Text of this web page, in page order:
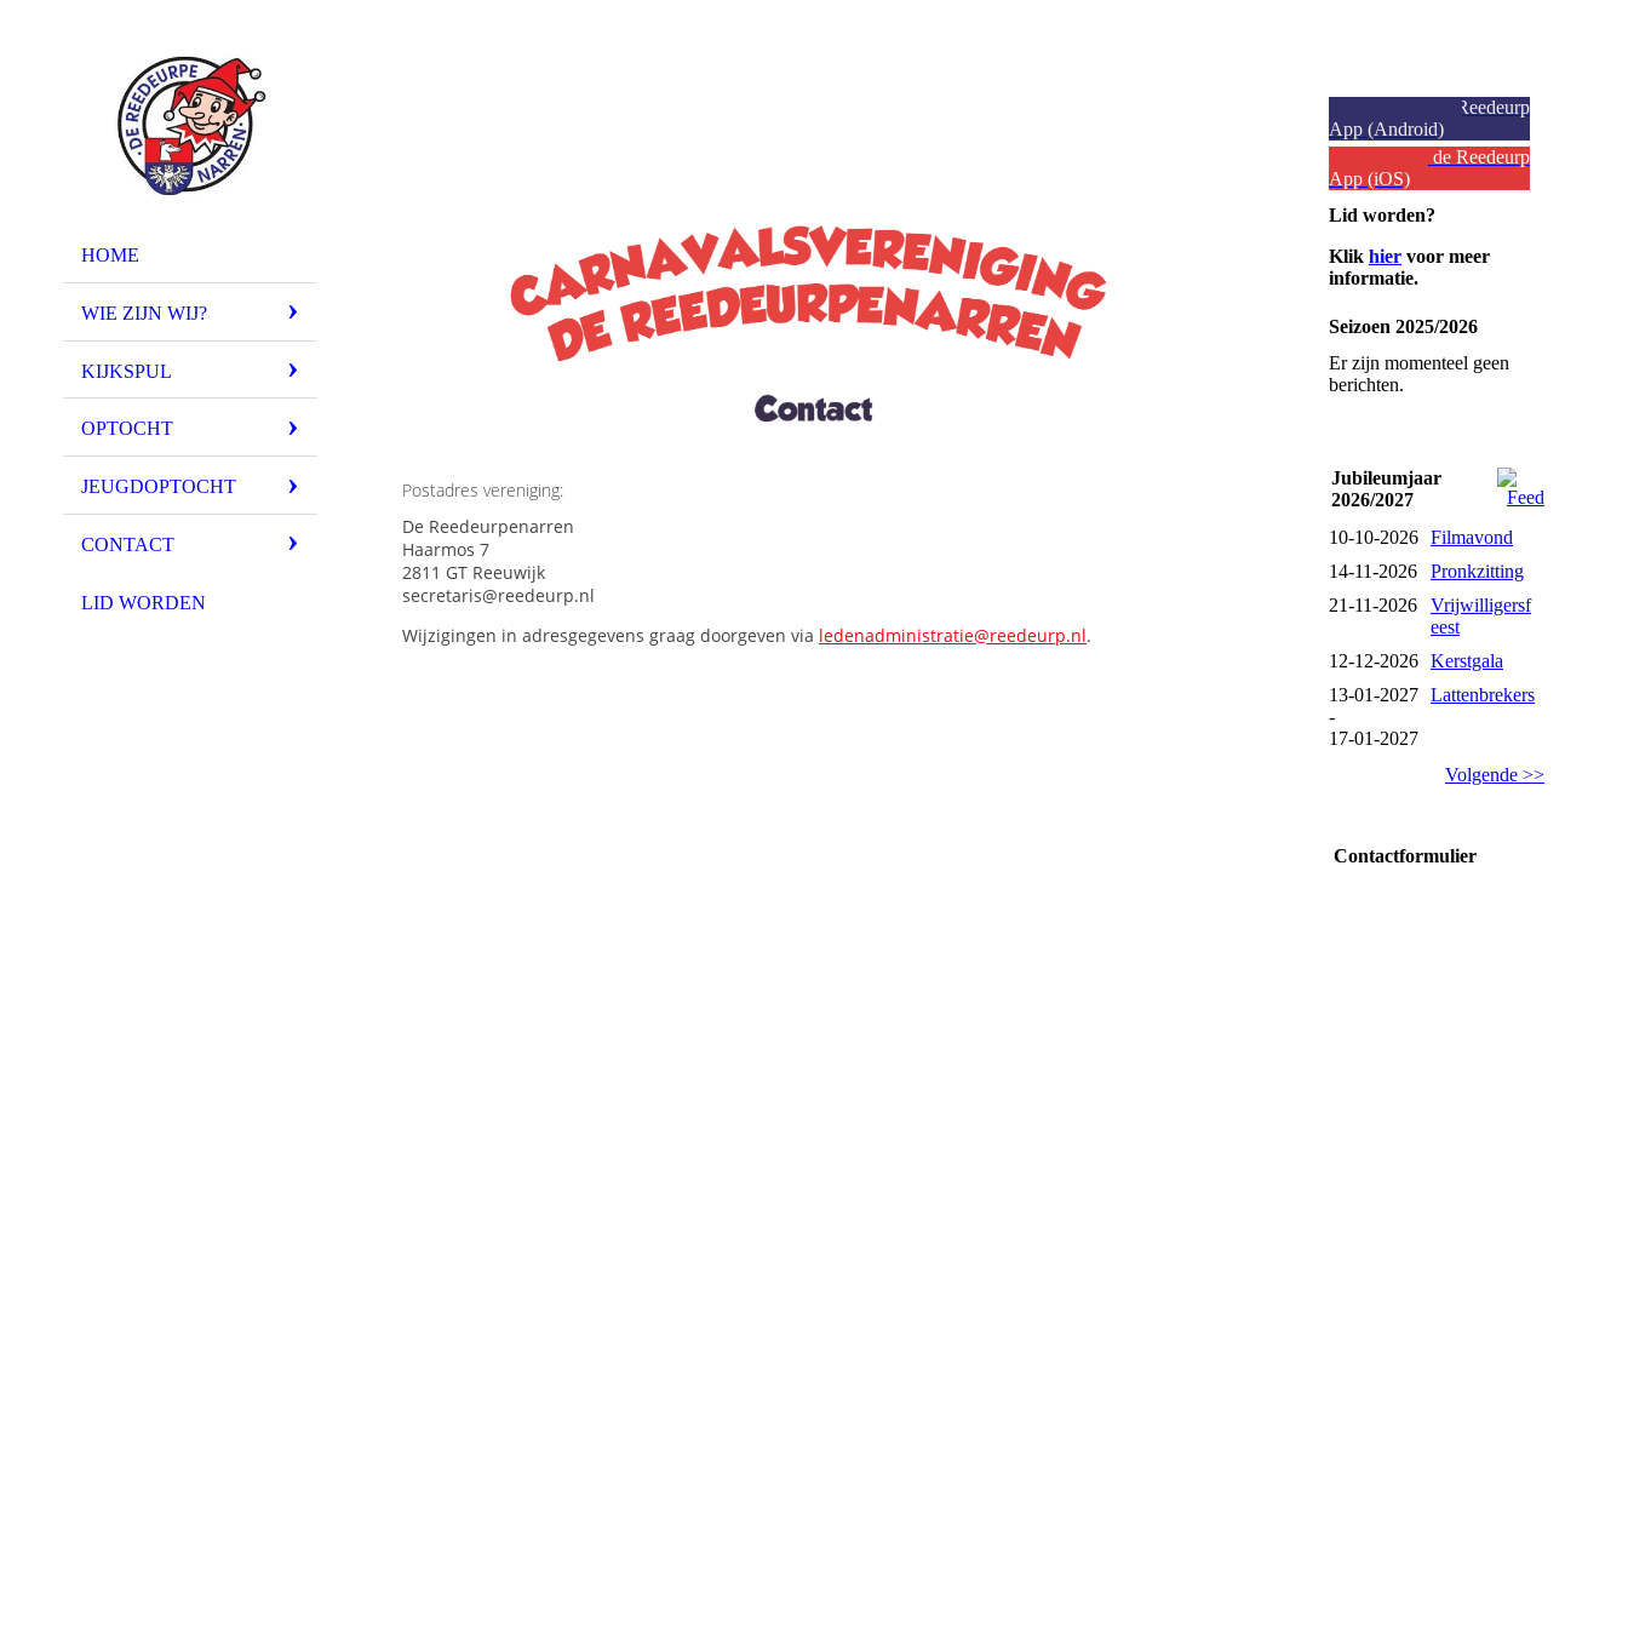
HOME
WIE ZIJN WIJ?
KIJKSPUL
OPTOCHT
JEUGDOPTOCHT
CONTACT
LID WORDEN
Postadres vereniging:
De Reedeurpenarren
Haarmos 7
2811 GT Reeuwijk
secretaris@reedeurp.nl
Wijzigingen in adresgegevens graag doorgeven via ledenadministratie@reedeurp.nl.
Download de Reedeurp
App (Android)
Download de Reedeurp
App (iOS)
Lid worden?
Klik hier voor meer
informatie.
Seizoen 2025/2026
Er zijn momenteel geen
berichten.
Jubileumjaar
2026/2027
10-10-2026 Filmavond
14-11-2026
Pronkzitting
21-11-2026
Vrijwilligersf
eest
12-12-2026 Kerstgala
13-01-2027
-
17-01-2027
Lattenbrekers
Volgende >>
Contactformulier